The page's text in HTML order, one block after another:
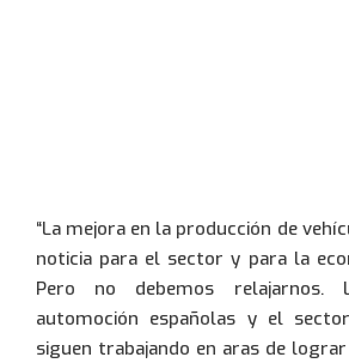
“La mejora en la producción de
noticia para el sector y para la
Pero no debemos relajarnos.
automoción españolas y el
siguen trabajando en aras de